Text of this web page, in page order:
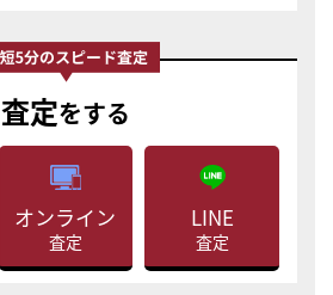
査定をする
オンライン
査定
LINE
査定